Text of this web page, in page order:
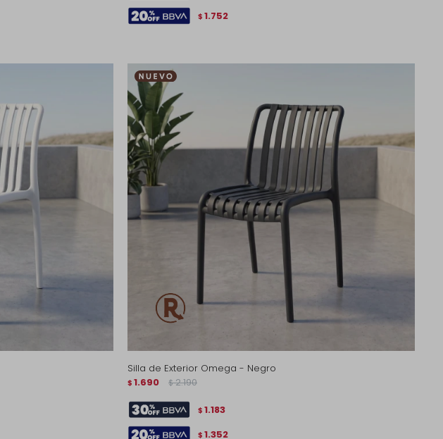
$ 1.752
Silla de Exterior Omega - Negro
$ 1.690 $ 2.190
$ 1.183
$ 1.352